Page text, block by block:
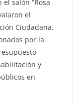
salón “Rosa
el
Ciudadana,
por la
y
en